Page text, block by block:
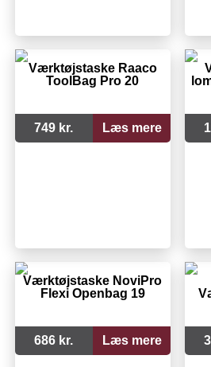
Værktøjstaske Raaco
ToolBag Pro 20
749 kr. Læs mere
Værktøjstaske NoviPro
Flexi Openbag 19
686 kr. Læs mere